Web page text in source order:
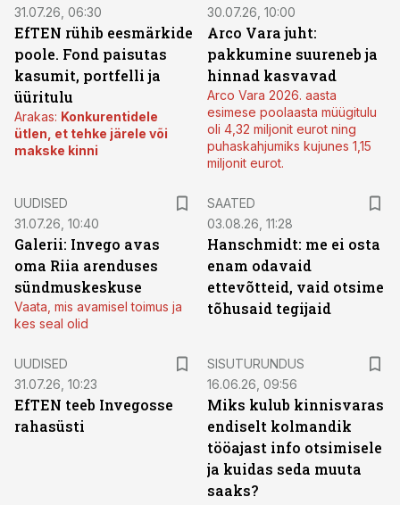
31.07.26, 06:30
EfTEN rühib eesmärkide
poole. Fond paisutas
kasumit, portfelli ja
üüritulu
Arakas: Konkurentidele
ütlen, et tehke järele või
makske kinni
30.07.26, 10:00
Arco Vara juht:
pakkumine suureneb ja
hinnad kasvavad
Arco Vara 2026. aasta
esimese poolaasta müügitulu
oli 4,32 miljonit eurot ning
puhaskahjumiks kujunes 1,15
miljonit eurot.
UUDISED
31.07.26, 10:40
Galerii: Invego avas
oma Riia arenduses
sündmuskeskuse
Vaata, mis avamisel toimus ja
kes seal olid
SAATED
03.08.26, 11:28
Hanschmidt: me ei osta
enam odavaid
ettevõtteid, vaid otsime
tõhusaid tegijaid
UUDISED
31.07.26, 10:23
EfTEN teeb Invegosse
rahasüsti
SISUTURUNDUS
16.06.26, 09:56
Miks kulub kinnisvaras
endiselt kolmandik
tööajast info otsimisele
ja kuidas seda muuta
saaks?